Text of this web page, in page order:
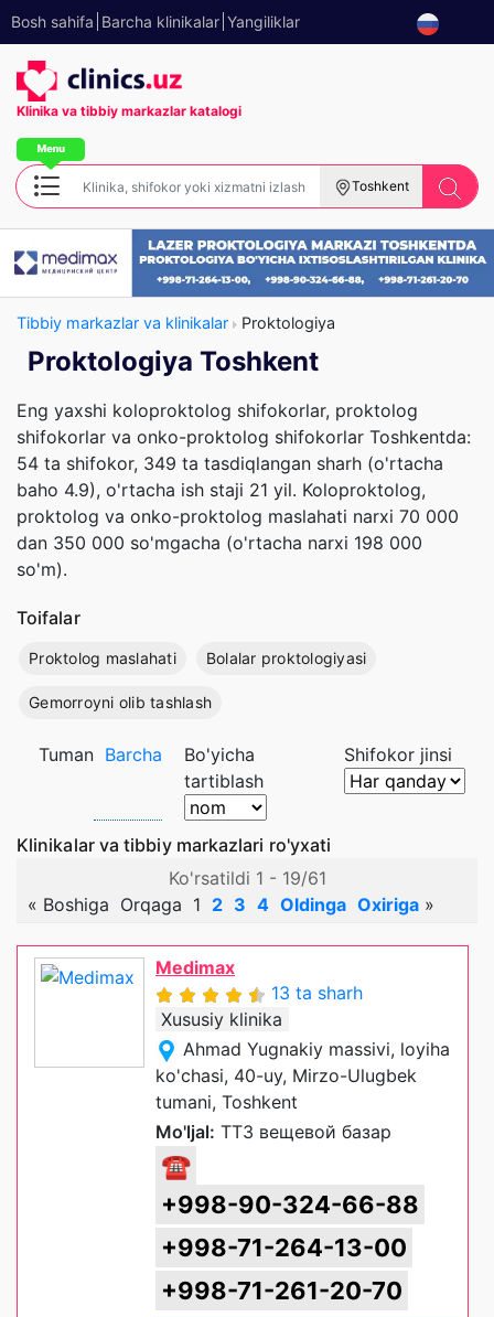
Bosh sahifa Barcha klinikalar Yangiliklar
Klinika va tibbiy markazlar katalogi
Toshkent
Tibbiy markazlar va klinikalar Proktologiya
Proktologiya Toshkent
Eng yaxshi koloproktolog shifokorlar, proktolog
shifokorlar va onko-proktolog shifokorlar Toshkentda:
54 ta shifokor, 349 ta tasdiqlangan sharh (o'rtacha
baho 4.9), o'rtacha ish staji 21 yil. Koloproktolog,
proktolog va onko-proktolog maslahati narxi 70 000
dan 350 000 so'mgacha (o'rtacha narxi 198 000
so'm).
Toifalar
Proktolog maslahati Bolalar proktologiyasi
Gemorroyni olib tashlash
Tuman Barcha
Bo'yicha
tartiblash
Shifokor jinsi
Klinikalar va tibbiy markazlari ro'yxati
Ko'rsatildi 1 - 19/61
« Boshiga Orqaga 1 2 3 4 Oldinga Oxiriga »
Medimax
13 ta sharh
Xususiy klinika
Ahmad Yugnakiy massivi, loyiha
ko'chasi, 40-uy, Mirzo-Ulugbek
tumani, Toshkent
Mo'ljal: ТТЗ вещевой базар
☎
+998-90-324-66-88
+998-71-264-13-00
+998-71-261-20-70